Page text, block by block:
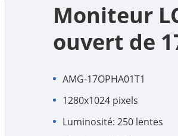
Moniteur
ouvert de
AMG-17OPHA01T1
1280x1024 pixels
Luminosité: 250 lentes